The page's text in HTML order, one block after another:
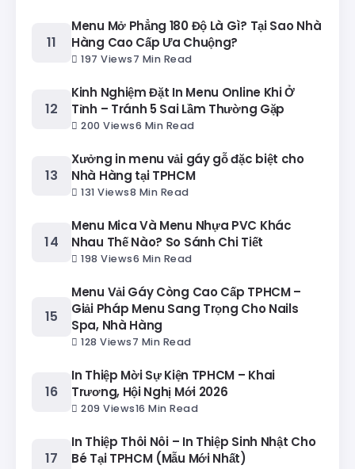
Menu Mở Phẳng 180 Độ Là Gì? Tại Sao Nhà
Hàng Cao Cấp Ưa Chuộng?
197 Views7 Min Read
Kinh Nghiệm Đặt In Menu Online Khi Ở
Tỉnh – Tránh 5 Sai Lầm Thường Gặp
200 Views6 Min Read
Xưởng in menu vải gáy gỗ đặc biệt cho
Nhà Hàng tại TPHCM
131 Views8 Min Read
Menu Mica Và Menu Nhựa PVC Khác
Nhau Thế Nào? So Sánh Chi Tiết
198 Views6 Min Read
Menu Vải Gáy Còng Cao Cấp TPHCM –
Giải Pháp Menu Sang Trọng Cho Nails
Spa, Nhà Hàng
128 Views7 Min Read
In Thiệp Mời Sự Kiện TPHCM – Khai
Trương, Hội Nghị Mới 2026
209 Views16 Min Read
In Thiệp Thôi Nôi – In Thiệp Sinh Nhật Cho
Bé Tại TPHCM (Mẫu Mới Nhất)